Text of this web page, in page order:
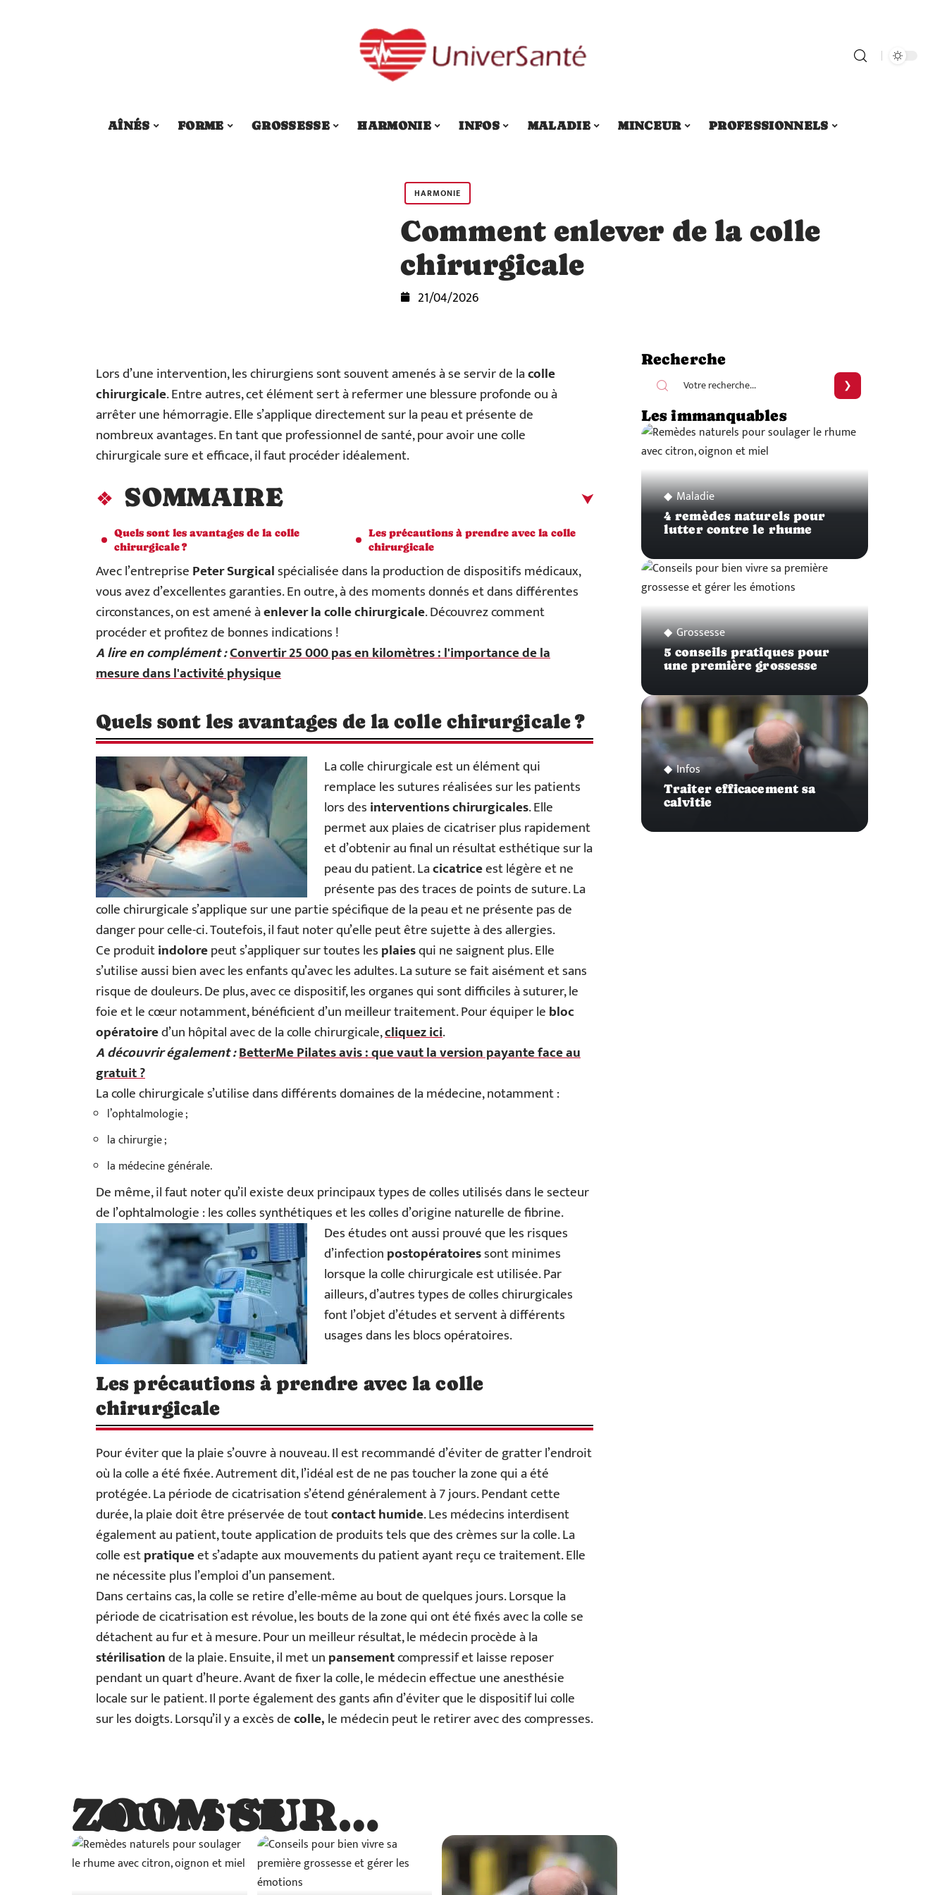
AÎNÉS FORME GROSSESSE HARMONIE INFOS MALADIE MINCEUR PROFESSIONNELS
HARMONIE
Comment enlever de la colle
chirurgicale
21/04/2026
Lors d’une intervention, les chirurgiens sont souvent amenés à se servir de lacolle
chirurgicale. Entre autres, cet élément sert à refermer une blessure profonde ou à
arrêter une hémorragie. Elle s’applique directement sur la peau et présente de
nombreux avantages. En tant que professionnel de santé, pour avoir une colle
chirurgicale sure et efficace, il faut procéder idéalement.
SOMMAIRE
Quels sont les avantages de la colle
chirurgicale ?
Les précautions à prendre avec la colle
chirurgicale
Avec l’entreprisePeter Surgicalspécialisée dans la production de dispositifs médicaux,
vous avez d’excellentes garanties. En outre, à des moments donnés et dans différentes
circonstances, on est amené àenlever la colle chirurgicale. Découvrez comment
procéder et profitez de bonnes indications !
A lire en complément :Convertir 25 000 pas en kilomètres : l'importance de la
mesure dans l'activité physique
Quels sont les avantages de la colle chirurgicale ?
La colle chirurgicale est un élément qui
remplace les sutures réalisées sur les patients
lors desinterventions chirurgicales. Elle
permet aux plaies de cicatriser plus rapidement
et d’obtenir au final un résultat esthétique sur la
peau du patient. Lacicatriceest légère et ne
présente pas des traces de points de suture. La
colle chirurgicale s’applique sur une partie spécifique de la peau et ne présente pas de
danger pour celle-ci. Toutefois, il faut noter qu’elle peut être sujette à des allergies.
Ce produitindolorepeut s’appliquer sur toutes lesplaiesqui ne saignent plus. Elle
s’utilise aussi bien avec les enfants qu’avec les adultes. La suture se fait aisément et sans
risque de douleurs. De plus, avec ce dispositif, les organes qui sont difficiles à suturer, le
foie et le cœur notamment, bénéficient d’un meilleur traitement. Pour équiper lebloc
opératoired’un hôpital avec de la colle chirurgicale,cliquez ici.
A découvrir également :BetterMe Pilates avis : que vaut la version payante face au
gratuit ?
La colle chirurgicale s’utilise dans différents domaines de la médecine, notamment :
l’ophtalmologie ;
la chirurgie ;
la médecine générale.
De même, il faut noter qu’il existe deux principaux types de colles utilisés dans le secteur
de l’ophtalmologie : les colles synthétiques et les colles d’origine naturelle de fibrine.
Des études ont aussi prouvé que les risques
d’infectionpostopératoiressont minimes
lorsque la colle chirurgicale est utilisée. Par
ailleurs, d’autres types de colles chirurgicales
font l’objet d’études et servent à différents
usages dans les blocs opératoires.
Les précautions à prendre avec la colle
chirurgicale
Pour éviter que la plaie s’ouvre à nouveau. Il est recommandé d’éviter de gratter l’endroit
où la colle a été fixée. Autrement dit, l’idéal est de ne pas toucher la zone qui a été
protégée. La période de cicatrisation s’étend généralement à 7 jours. Pendant cette
durée, la plaie doit être préservée de toutcontact humide. Les médecins interdisent
également au patient, toute application de produits tels que des crèmes sur la colle. La
colle estpratiqueet s’adapte aux mouvements du patient ayant reçu ce traitement. Elle
ne nécessite plus l’emploi d’un pansement.
Dans certains cas, la colle se retire d’elle-même au bout de quelques jours. Lorsque la
période de cicatrisation est révolue, les bouts de la zone qui ont été fixés avec la colle se
détachent au fur et à mesure. Pour un meilleur résultat, le médecin procède à la
stérilisationde la plaie. Ensuite, il met unpansementcompressif et laisse reposer
pendant un quart d’heure. Avant de fixer la colle, le médecin effectue une anesthésie
locale sur le patient. Il porte également des gants afin d’éviter que le dispositif lui colle
sur les doigts. Lorsqu’il y a excès decolle,le médecin peut le retirer avec des compresses.
ZOOM SUR…
ZOOM SUR…
Recherche
Les immanquables
Maladie
4 remèdes naturels pour
lutter contre le rhume
Grossesse
5 conseils pratiques pour
une première grossesse
Infos
Traiter efficacement sa
calvitie